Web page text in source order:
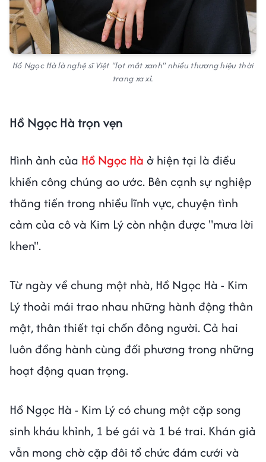
Hồ Ngọc Hà là nghệ sĩ Việt "lọt mắt xanh" nhiều thương hiệu thời
trang xa xỉ.
Hồ Ngọc Hà trọn vẹn
Hình ảnh của Hồ Ngọc Hà ở hiện tại là điều
khiến công chúng ao ước. Bên cạnh sự nghiệp
thăng tiến trong nhiều lĩnh vực, chuyện tình
cảm của cô và Kim Lý còn nhận được "mưa lời
khen".
Từ ngày về chung một nhà, Hồ Ngọc Hà - Kim
Lý thoải mái trao nhau những hành động thân
mật, thân thiết tại chốn đông người. Cả hai
luôn đồng hành cùng đối phương trong những
hoạt động quan trọng.
Hồ Ngọc Hà - Kim Lý có chung một cặp song
sinh kháu khỉnh, 1 bé gái và 1 bé trai. Khán giả
vẫn mong chờ cặp đôi tổ chức đám cưới và